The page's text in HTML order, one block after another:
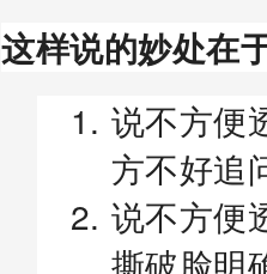
这样说的妙处在
说不方便
方不好追
说不方便
撕破脸明